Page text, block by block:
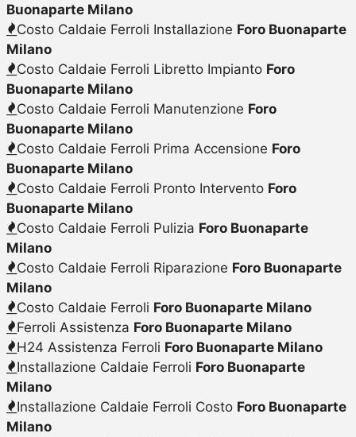
Buonaparte Milano
Costo Caldaie Ferroli Installazione Foro Buonaparte
Milano
Costo Caldaie Ferroli Libretto Impianto Foro
Buonaparte Milano
Costo Caldaie Ferroli Manutenzione Foro
Buonaparte Milano
Costo Caldaie Ferroli Prima Accensione Foro
Buonaparte Milano
Costo Caldaie Ferroli Pronto Intervento Foro
Buonaparte Milano
Costo Caldaie Ferroli Pulizia Foro Buonaparte
Milano
Costo Caldaie Ferroli Riparazione Foro Buonaparte
Milano
Costo Caldaie Ferroli Foro Buonaparte Milano
Ferroli Assistenza Foro Buonaparte Milano
H24 Assistenza Ferroli Foro Buonaparte Milano
Installazione Caldaie Ferroli Foro Buonaparte
Milano
Installazione Caldaie Ferroli Costo Foro Buonaparte
Milano